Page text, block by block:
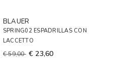
BLAUER
SPRING02 ESPADRILLAS CON
LACCETTO
€ 59,00 € 23,60